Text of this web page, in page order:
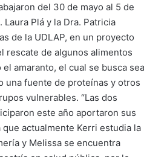
del 30 de mayo al 5 de
Laura Plá y la Dra. Patricia
de la UDLAP, en un proyecto
rescate de algunos alimentos
amaranto, el cual se busca sea
una fuente de proteínas y otros
vulnerables. “Las dos
este año aportaron sus
actualmente Kerri estudia la
y Melissa se encuentra